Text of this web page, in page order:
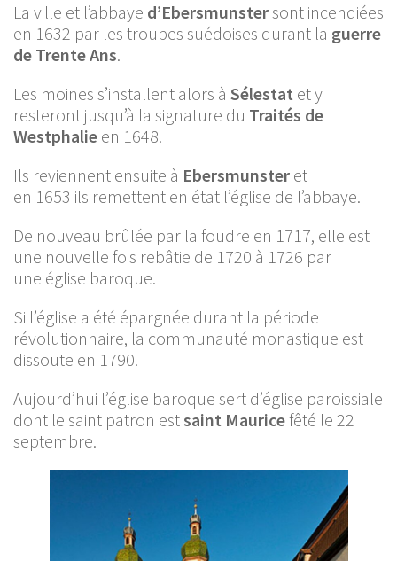
La ville et l’abbaye d’Ebersmunstersont incendiées
en 1632 par les troupes suédoises durant la guerre
de Trente Ans.
Les moines s’installent alors à Sélestat et y
resteront jusqu’à la signature du Traités de
Westphalie en 1648.
Ils reviennent ensuite à Ebersmunster et
en 1653 ils remettent en état l’église de l’abbaye.
De nouveau brûlée par la foudre en 1717, elle est
une nouvelle fois rebâtie de 1720 à 1726 par
une église baroque.
Si l’église a été épargnée durant la période
révolutionnaire, la communauté monastique est
dissoute en 1790.
Aujourd’hui l’église baroque sert d’église paroissiale
dont le saint patron estsaint Mauricefêté le 22
septembre.